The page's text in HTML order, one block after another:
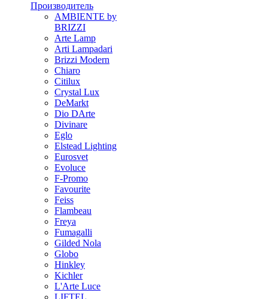
Производитель
AMBIENTE by
BRIZZI
Arte Lamp
Arti Lampadari
Brizzi Modern
Chiaro
Citilux
Crystal Lux
DeMarkt
Dio DArte
Divinare
Eglo
Elstead Lighting
Eurosvet
Evoluce
F-Promo
Favourite
Feiss
Flambeau
Freya
Fumagalli
Gilded Nola
Globo
Hinkley
Kichler
L'Arte Luce
LIFTEL